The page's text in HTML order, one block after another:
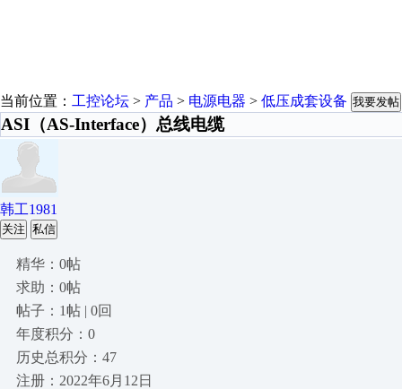
当前位置： 工控论坛 > 产品 > 电源电器 > 低压成套设备 我要发帖
ASI（AS-Interface）总线电缆
韩工1981
关注 私信
精华：0帖
求助：0帖
帖子：1帖 | 0回
年度积分：0
历史总积分：47
注册：2022年6月12日